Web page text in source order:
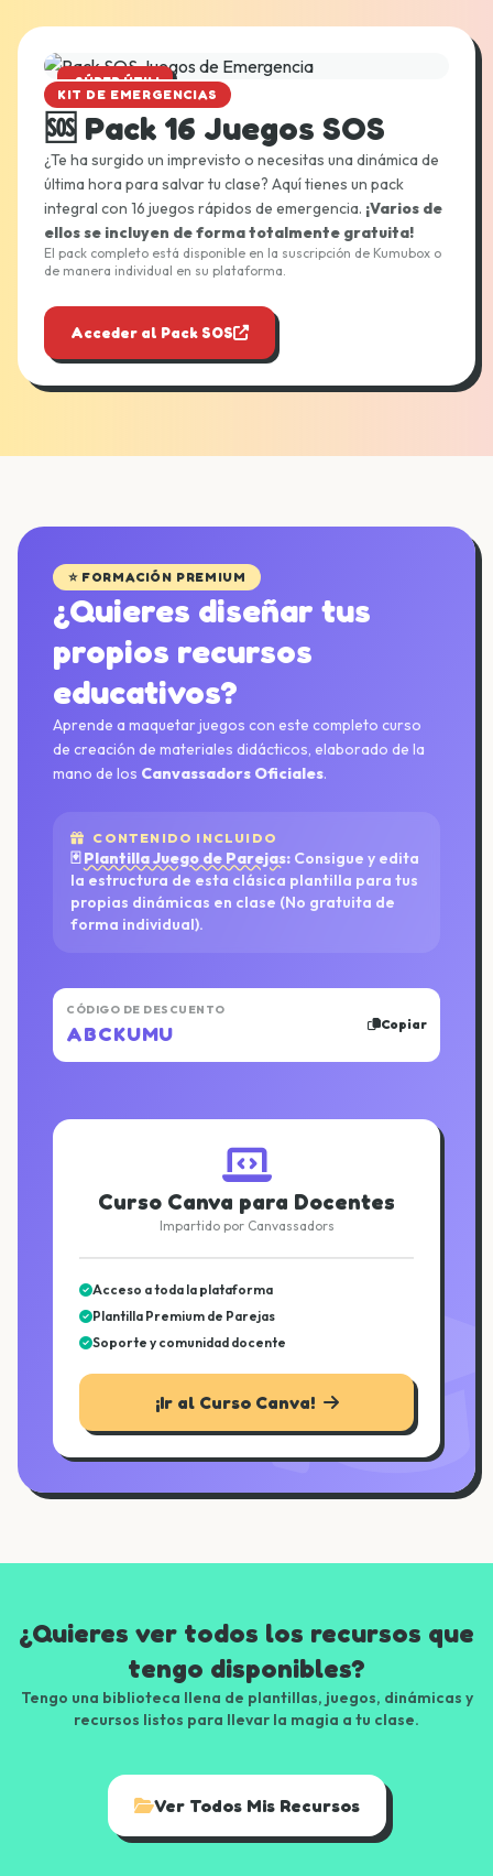
¡SÚPER ÚTIL!
KIT DE EMERGENCIAS
🆘 Pack 16 Juegos SOS
¿Te ha surgido un imprevisto o necesitas una dinámica de
última hora para salvar tu clase? Aquí tienes un pack
integral con 16 juegos rápidos de emergencia. ¡Varios de
ellos se incluyen de forma totalmente gratuita!
El pack completo está disponible en la suscripción de Kumubox o
de manera individual en su plataforma.
Acceder al Pack SOS
⭐ FORMACIÓN PREMIUM
¿Quieres diseñar tus
propios recursos
educativos?
Aprende a maquetar juegos con este completo curso
de creación de materiales didácticos, elaborado de la
mano de los Canvassadors Oficiales.
CONTENIDO INCLUIDO
🃏Plantilla Juego de Parejas: Consigue y edita
la estructura de esta clásica plantilla para tus
propias dinámicas en clase (No gratuita de
forma individual).
CÓDIGO DE DESCUENTO
ABCKUMU Copiar
Curso Canva para Docentes
Impartido por Canvassadors
Acceso a toda la plataforma
Plantilla Premium de Parejas
Soporte y comunidad docente
¡Ir al Curso Canva!
¿Quieres ver todos los recursos que
tengo disponibles?
Tengo una biblioteca llena de plantillas, juegos, dinámicas y
recursos listos para llevar la magia a tu clase.
Ver Todos Mis Recursos